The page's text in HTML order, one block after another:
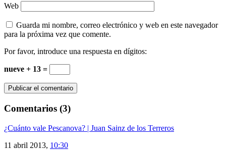
Web
Guarda mi nombre, correo electrónico y web en este navegador
para la próxima vez que comente.
Por favor, introduce una respuesta en dígitos:
nueve + 13 =
Comentarios (3)
¿Cuánto vale Pescanova? | Juan Sainz de los Terreros
11 abril 2013, 10:30